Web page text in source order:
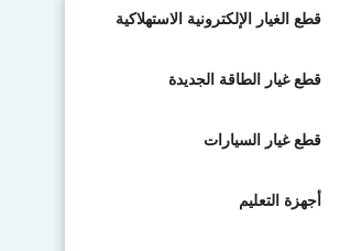
قطع الغيار الإلكترونية الاستهلاكية
قطع غيار الطاقة الجديدة
قطع غيار السيارات
أجهزة التعليم